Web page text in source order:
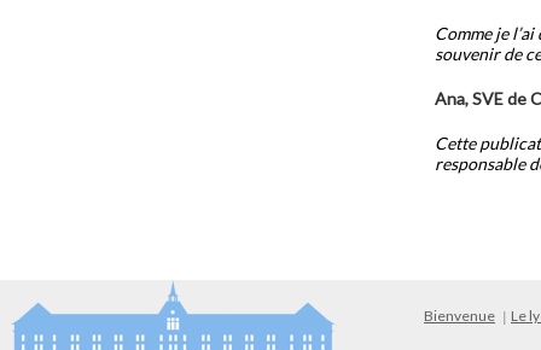
Comme je
souvenir de
Ana,SVE de
Cette
responsable
Bienvenue Le